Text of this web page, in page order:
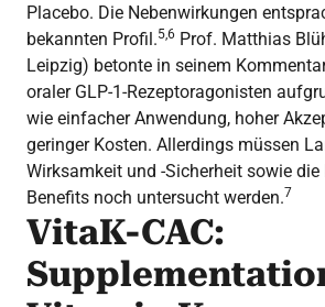
Placebo. Die Nebenwirkungen
bekannten Profil.5,6 Prof. Matthias
Leipzig) betonte in seinem
oraler GLP-1-Rezeptoragonisten
wie einfacher Anwendung, hoher
geringer Kosten. Allerdings müssen
Wirksamkeit und -Sicherheit sowie
Benefits noch untersucht werden.7
VitaK-CAC: